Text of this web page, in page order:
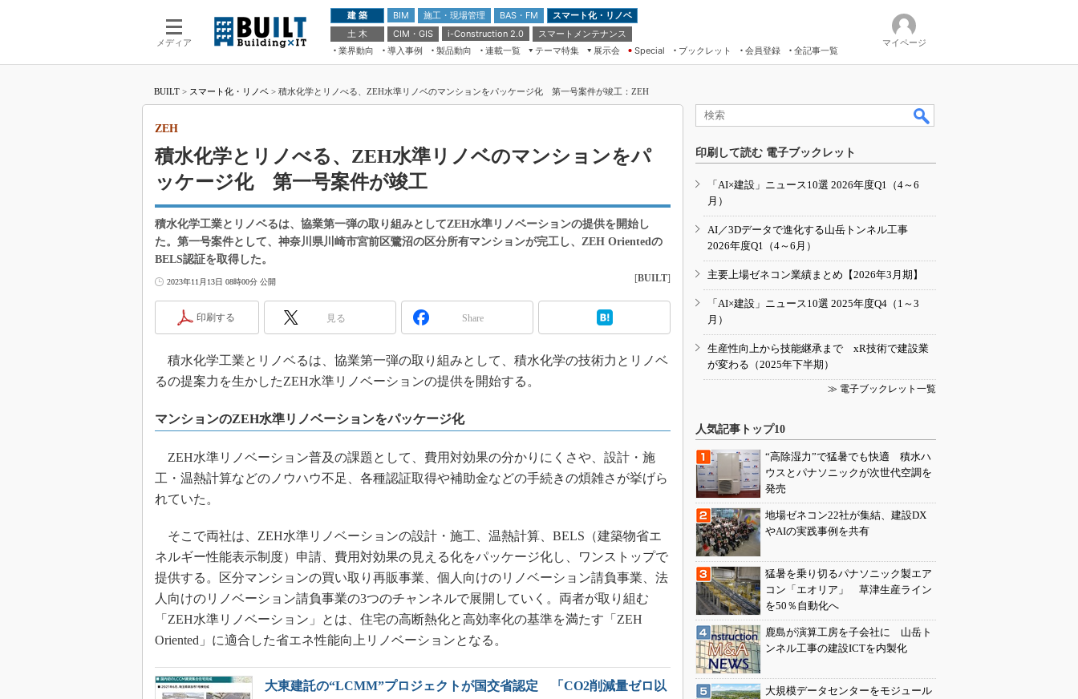
メディア
建 築 BIM 施工・現場管理 BAS・FM
スマート化・リノベ
土 木
CIM・GIS i-Construction 2.0
スマートメンテナンス
業界動向
導入事例 製品動向 連載一覧
テーマ特集
ドローンがもたらす建設業界の“ゲー
ムチェンジ” Ver.2.0
“Society5.0”時代のスマートビル
VR／ARが描くモノづくりのミライ
展示会
第8回 国際 建設・測量展
築・土木・不動産の先端技術展－
メンテナンス・レジリエンスOSAKA
日本 ものづくりワールド 2020
IGAS2018
Special ブックレット 会員登録 全記事一覧
マイページ
BUILT > スマート化・リノベ > 積水化学とリノべる、ZEH水準リノベのマンションをパッケージ化 第一号案件が竣工：ZEH
積水化学とリノべる、ZEH水準リノベのマンションをパ
ッケージ化 第一号案件が竣工
ZEH
積水化学工業とリノベるは、協業第一弾の取り組みとしてZEH水準リノベーションの提供を開始し
た。第一号案件として、神奈川県川崎市宮前区鷺沼の区分所有マンションが完工し、ZEH Orientedの
BELS認証を取得した。
2023年11月13日 08時00分 公開 [BUILT]
印刷する 見る Share
積水化学工業とリノベるは、協業第一弾の取り組みとして、積水化学の技術力とリノベ
るの提案力を生かしたZEH水準リノベーションの提供を開始する。
マンションのZEH水準リノベーションをパッケージ化
ZEH水準リノベーション普及の課題として、費用対効果の分かりにくさや、設計・施
工・温熱計算などのノウハウ不足、各種認証取得や補助金などの手続きの煩雑さが挙げら
れていた。
そこで両社は、ZEH水準リノベーションの設計・施工、温熱計算、BELS（建築物省エ
ネルギー性能表示制度）申請、費用対効果の見える化をパッケージ化し、ワンストップで
提供する。区分マンションの買い取り再販事業、個人向けのリノベーション請負事業、法
人向けのリノベーション請負事業の3つのチャンネルで展開していく。両者が取り組む
「ZEH水準リノベーション」とは、住宅の高断熱化と高効率化の基準を満たす「ZEH
Oriented」に適合した省エネ性能向上リノベーションとなる。
大東建託の“LCMM”プロジェクトが国交省認定 「CO2削減量ゼロ以
印刷して読む 電子ブックレット
「AI×建設」ニュース10選 2026年度Q1（4～6
月）
AI／3Dデータで進化する山岳トンネル工事
2026年度Q1（4～6月）
主要上場ゼネコン業績まとめ【2026年3月期】
「AI×建設」ニュース10選 2025年度Q4（1～3
月）
生産性向上から技能継承まで xR技術で建設業
が変わる（2025年下半期）
≫ 電子ブックレット一覧
人気記事トップ10
“高除湿力”で猛暑でも快適 積水ハ
ウスとパナソニックが次世代空調を
発売
地場ゼネコン22社が集結、建設DX
やAIの実践事例を共有
猛暑を乗り切るパナソニック製エア
コン「エオリア」 草津生産ライン
を50％自動化へ
鹿島が演算工房を子会社に 山岳ト
ンネル工事の建設ICTを内製化
大規模データセンターをモジュール